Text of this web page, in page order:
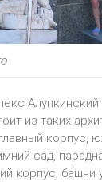
из таких
корпус,
сад,
корпус, башни